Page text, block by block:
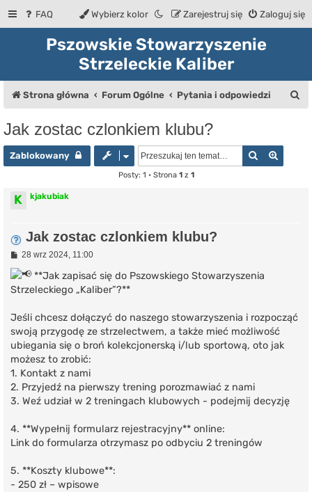
FAQ Zaloguj się
Zarejestruj się
Wybierz kolor
Pszowskie Stowarzyszenie
Strzeleckie Kaliber
Strona główna Forum Ogólne Pytania i odpowiedzi
Jak zostac czlonkiem klubu?
Zablokowany Szukaj
Posty: 1 • Strona 1z 1
K kjakubiak
Jak zostac czlonkiem klubu?
P
s
t
28 wrz 2024, 11:00
**Jak zapisać się do Pszowskiego Stowarzyszenia
Strzeleckiego „Kaliber”?**
Jeśli chcesz dołączyć do naszego stowarzyszenia i rozpocząć
swoją przygodę ze strzelectwem, a także mieć możliwość
ubiegania się o broń kolekcjonerską i/lub sportową, oto jak
możesz to zrobić:
1. Kontakt z nami
2. Przyjedź na pierwszy trening porozmawiać z nami
3. Weź udział w 2 treningach klubowych - podejmij decyzję
4. **Wypełnij formularz rejestracyjny** online:
Link do formularza otrzymasz po odbyciu 2 treningów
5. **Koszty klubowe**:
- 250 zł – wpisowe